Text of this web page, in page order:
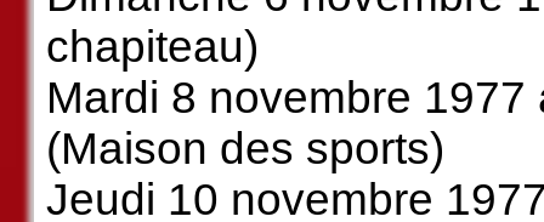
chapiteau)
Mardi 8 novembre
(Maison des sports)
Jeudi 10 novembre